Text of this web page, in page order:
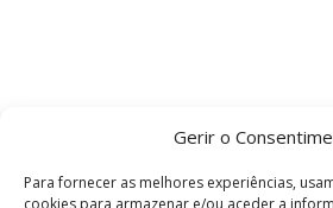
Gerir o
Para fornecer as melhores experiências,
cookies para armazenar e/ou aceder a